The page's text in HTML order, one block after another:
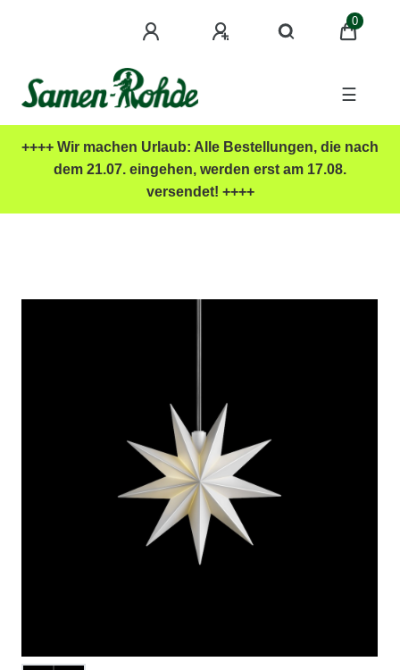
0
☰
++++ Wir machen Urlaub: Alle Bestellungen, die nach
dem 21.07. eingehen, werden erst am 17.08.
versendet! ++++